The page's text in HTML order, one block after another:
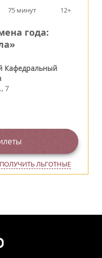
75 минут 12+
года:
Кафедральный
7
ЛЬГОТНЫЕ